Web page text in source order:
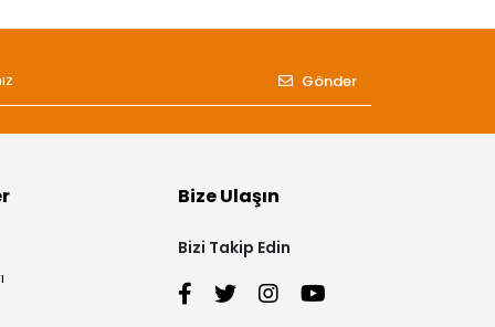
Gönder
Bize Ulaşın
Bizi Takip Edin